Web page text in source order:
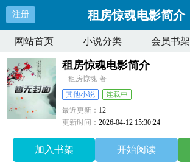
注册 租房惊魂电影简介
网站首页 小说分类 会员书架
租房惊魂电影简介
租房惊魂 著
其他小说
连载中
最近更新： 12
更新时间：2026-04-12 15:30:24
加入书架 开始阅读